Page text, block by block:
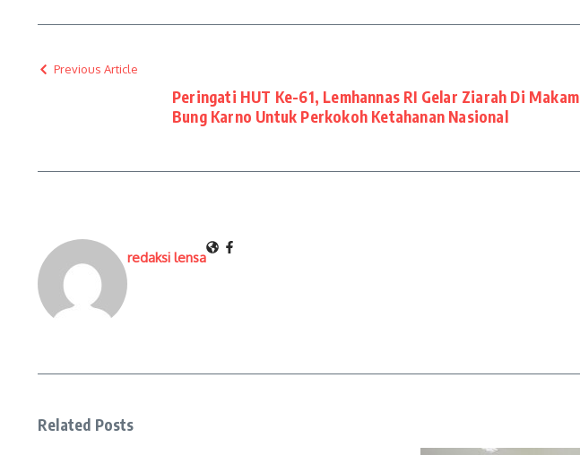
Previous Article
Peringati HUT Ke-61, Lemhannas RI Gelar Ziarah Di Makam
Bung Karno Untuk Perkokoh Ketahanan Nasional
redaksi lensa
Related Posts